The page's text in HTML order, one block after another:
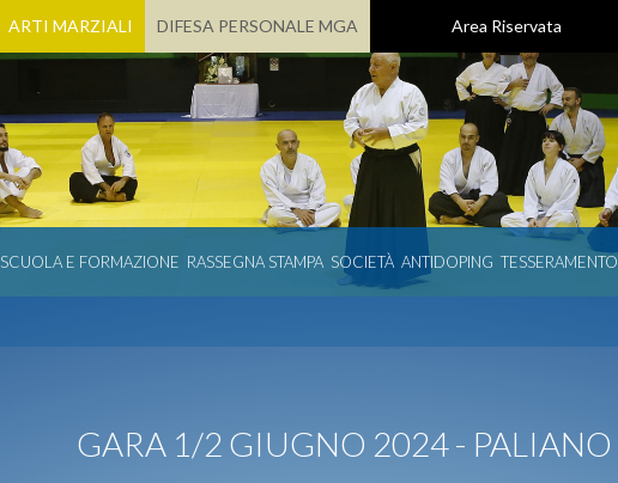
ARTI MARZIALI DIFESA PERSONALE MGA Area Riservata
SCUOLA E FORMAZIONE RASSEGNA STAMPA SOCIETÀ ANTIDOPING TESSERAMENTO
GARA 1/2 GIUGNO 2024 - PALIANO